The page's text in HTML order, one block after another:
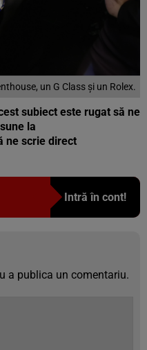
un G Class și un Rolex.
subiect este rugat să ne
la
ne scrie direct
Intră în cont!
a publica un comentariu.